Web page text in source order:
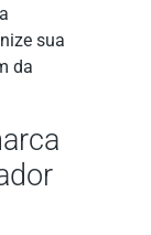
sua
da